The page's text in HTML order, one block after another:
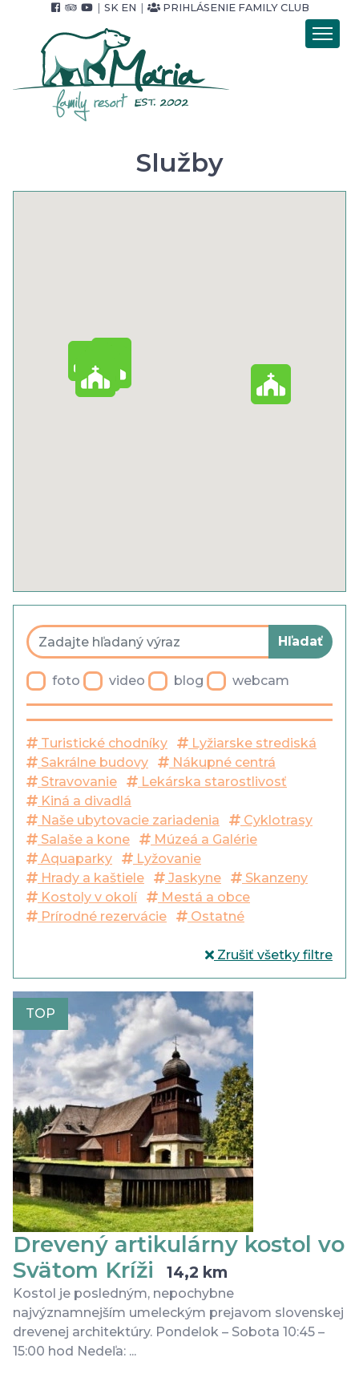
SK EN PRIHLÁSENIE FAMILY CLUB
Úvod
Ubytovanie
Stravovanie
Pobytové balíky
Kontakt
Ochrana osobných údajov
Blog
Služby
foto video blog webcam
Turistické chodníky
Lyžiarske strediská
Sakrálne budovy
Nákupné centrá
Stravovanie
Lekárska starostlivosť
Kiná a divadlá
Naše ubytovacie zariadenia
Cyklotrasy
Salaše a kone
Múzeá a Galérie
Aquaparky
Lyžovanie
Hrady a kaštiele
Jaskyne
Skanzeny
Kostoly v okolí
Mestá a obce
Prírodné rezervácie
Ostatné
Zrušiť všetky filtre
TOP
Drevený artikulárny kostol vo
Svätom Kríži
14,2 km
Kostol je posledným, nepochybne
najvýznamnejším umeleckým prejavom slovenskej
drevenej architektúry. Pondelok – Sobota 10:45 –
15:00 hod Nedeľa: ...